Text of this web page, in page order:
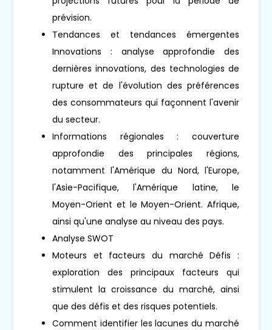
prévision.
Tendances et tendances émergentes
Innovations : analyse approfondie des
dernières innovations, des technologies de
rupture et de l'évolution des préférences
des consommateurs qui façonnent l'avenir
du secteur.
Informations régionales : couverture
approfondie des principales régions,
notamment l'Amérique du Nord, l'Europe,
l'Asie-Pacifique, l'Amérique latine, le
Moyen-Orient et le Moyen-Orient. Afrique,
ainsi qu'une analyse au niveau des pays.
Analyse SWOT
Moteurs et facteurs du marché Défis :
exploration des principaux facteurs qui
stimulent la croissance du marché, ainsi
que des défis et des risques potentiels.
Comment identifier les lacunes du marché